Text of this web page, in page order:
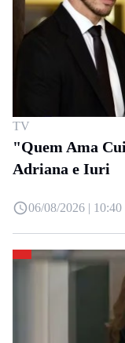
TV
"Quem Ama
Adriana e Iuri
06/08/2026 | 10:40